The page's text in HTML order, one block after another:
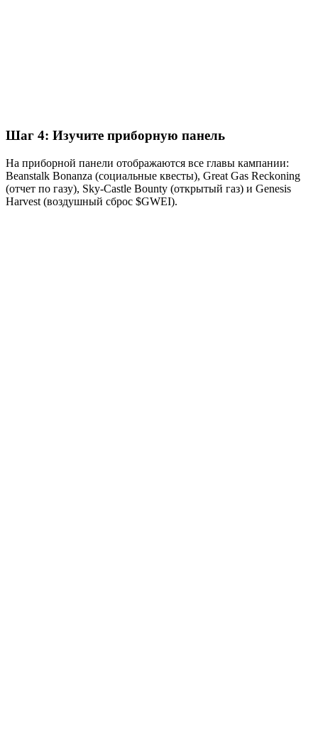
Шаг 4: Изучите приборную панель
На приборной панели отображаются все главы кампании:
Beanstalk Bonanza (социальные квесты), Great Gas Reckoning
(отчет по газу), Sky-Castle Bounty (открытый газ) и Genesis
Harvest (воздушный сброс $GWEI).